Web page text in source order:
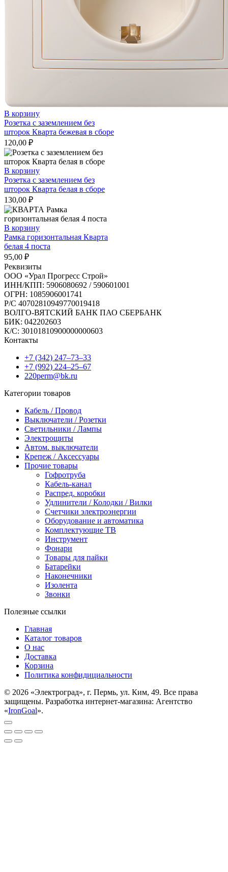
В корзину
Розетка с заземлением без
шторок Кварта бежевая в сборе
120,00 ₽
В корзину
Розетка с заземлением без
шторок Кварта белая в сборе
130,00 ₽
В корзину
Рамка горизонтальная Кварта
белая 4 поста
95,00 ₽
Реквизиты
ООО «Урал Прогресс Строй»
ИНН/КПП: 5906080692 / 590601001
ОГРН: 1085906001741
Р/C 40702810949770019418
ВОЛГО-ВЯТСКИЙ БАНК ПАО СБЕРБАНК
БИК: 042202603
К/С: 30101810900000000603
Контакты
+7 (342) 247‒73‒33
+7 (992) 224‒25‒67
220perm@bk.ru
Категории товаров
Кабель / Провод
Выключатели / Розетки
Светильники / Лампы
Электрощиты
Автом. выключатели
Крепеж / Аксессуары
Прочие товары
Гофротруба
Кабель-канал
Распред. коробки
Удлинители / Колодки / Вилки
Счетчики электроэнергии
Оборудование и автоматика
Комплектующие ТВ
Инструмент
Фонари
Товары для пайки
Батарейки
Наконечники
Изолента
Звонки
Полезные ссылки
Главная
Каталог товаров
О нас
Доставка
Корзина
Политика конфидициальности
© 2026 «Электроград», г. Пермь, ул. Ким, 49. Все права
защищены. Разработка интернет-магазина: Агентство
«IronGoal».